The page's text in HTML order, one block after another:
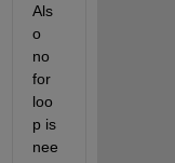
Als
o
no
for
loo
p is
nee